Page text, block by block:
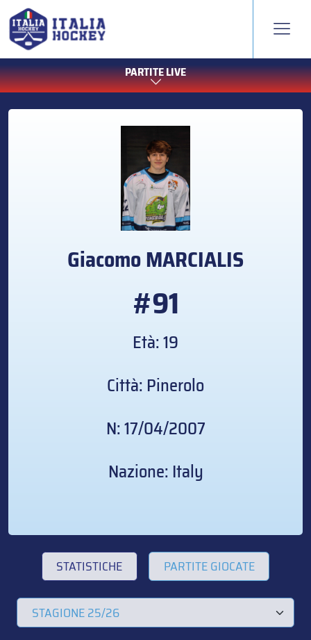
PARTITE LIVE
GiacomoMARCIALIS
#91
Età: 19
Città: Pinerolo
N: 17/04/2007
Nazione: Italy
STATISTICHE PARTITE GIOCATE